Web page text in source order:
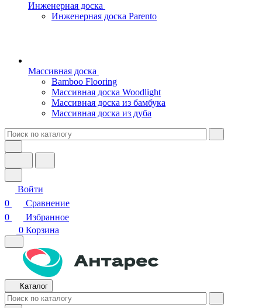
Инженерная доска
Инженерная доска Parento
Массивная доска
Bamboo Flooring
Массивная доска Woodlight
Массивная доска из бамбука
Массивная доска из дуба
Войти
0
Сравнение
0
Избранное
0 Корзина
Каталог